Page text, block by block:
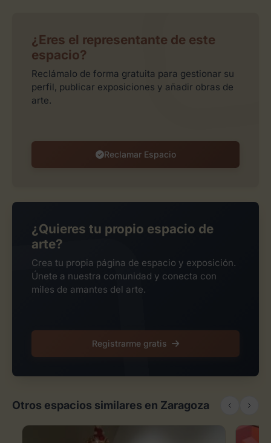
¿Eres el representante de este
espacio?
Reclámalo de forma gratuita para gestionar su
perfil, publicar exposiciones y añadir obras de
arte.
Reclamar Espacio
¿Quieres tu propio espacio de
arte?
Crea tu propia página de espacio y exposición.
Únete a nuestra comunidad y conecta con
miles de amantes del arte.
Registrarme gratis
Otros espacios similares en Zaragoza